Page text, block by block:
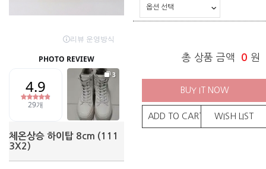
체온상승 하이탑 8cm (111
3X2)
총 상품 금액 0 원
BUY IT NOW
ADD TO CART WISH LIST